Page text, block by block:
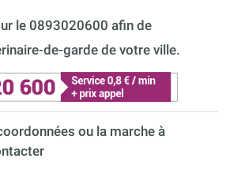
le 0893020600 afin de
de-garde de votre ville.
ou la marche à